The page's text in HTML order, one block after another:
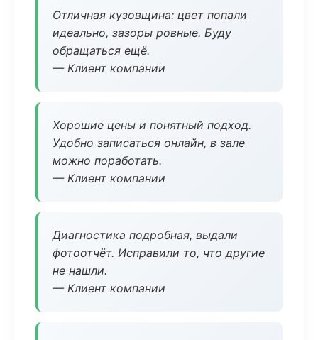
Отличная кузовщина: цвет попали
идеально, зазоры ровные. Буду
обращаться ещё.
— Клиент компании
Хорошие цены и понятный подход.
Удобно записаться онлайн, в зале
можно поработать.
— Клиент компании
Диагностика подробная, выдали
фотоотчёт. Исправили то, что другие
не нашли.
— Клиент компании